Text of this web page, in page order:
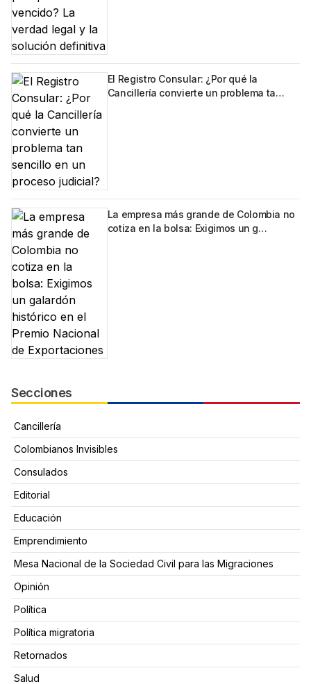
El Registro Consular: ¿Por qué la
Cancillería convierte un problema ta…
La empresa más grande de Colombia no
cotiza en la bolsa: Exigimos un g…
Secciones
Cancillería
Colombianos Invisibles
Consulados
Editorial
Educación
Emprendimiento
Mesa Nacional de la Sociedad Civil para las Migraciones
Opinión
Política
Política migratoria
Retornados
Salud